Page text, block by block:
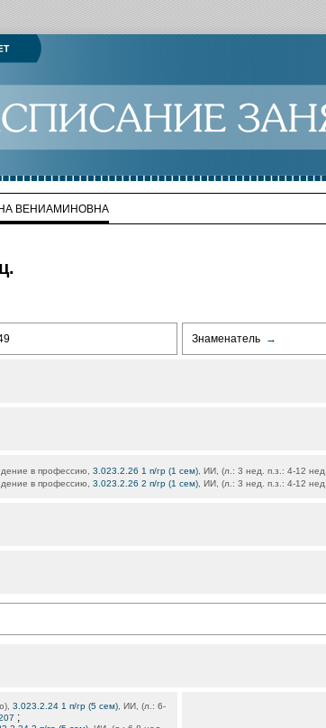
ВЕНИАМИНОВНА
Знаменатель →
в профессию, 3.023.2.26 1 п/гр (1 сем), ИИ, (л.: 3 нед. п.з.: 4-12 нед.
в профессию, 3.023.2.26 2 п/гр (1 сем), ИИ, (л.: 3 нед. п.з.: 4-12 нед.
3.023.2.24 1 п/гр (5 сем) , ИИ, (л.: 6-
;